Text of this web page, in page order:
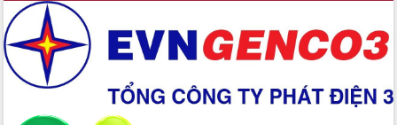
Phê
Xây dựng nền hành chính số đồng
hành cùng nông dân dân, doanh nghiệp
Giai đoạn 2026-2030, Đắk Lắk phấn
đấu có 77% xã đạt chuẩn nông thôn
mới